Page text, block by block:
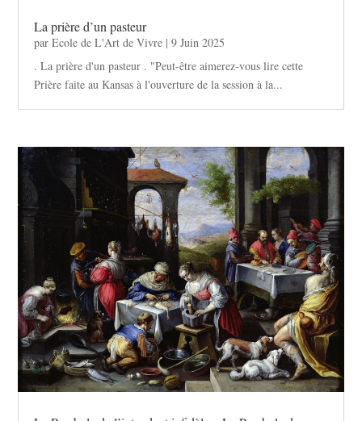
La prière d’un pasteur
parEcole de L'Art de Vivre |9 Juin 2025
. La prière d'un pasteur . "Peut-être aimerez-vous lire cette
Prière faite au Kansas à l'ouverture de la session à la...